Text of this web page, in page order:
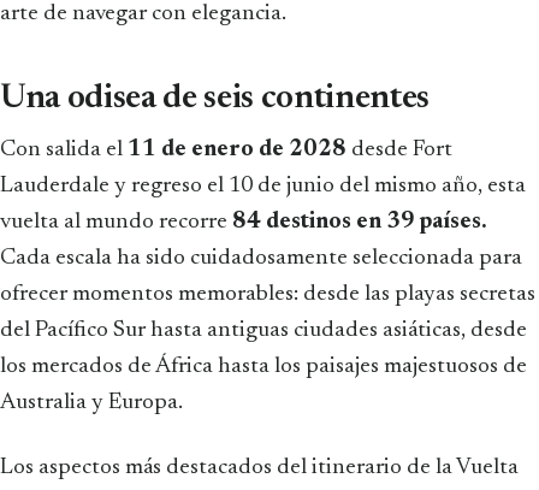
arte de navegar con elegancia.
Una odisea de seis continentes
Con salida el 11 de enero de 2028 desde Fort
Lauderdale y regreso el 10 de junio del mismo año, esta
vuelta al mundo recorre 84 destinos en 39 países.
Cada escala ha sido cuidadosamente seleccionada para
ofrecer momentos memorables: desde las playas secretas
del Pacífico Sur hasta antiguas ciudades asiáticas, desde
los mercados de África hasta los paisajes majestuosos de
Australia y Europa.
Los aspectos más destacados del itinerario de la Vuelta